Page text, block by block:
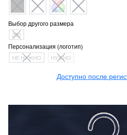
Выбор другого размера
280
Персонализация (логотип)
НЕ НУЖНО НУЖНО
Доступно после